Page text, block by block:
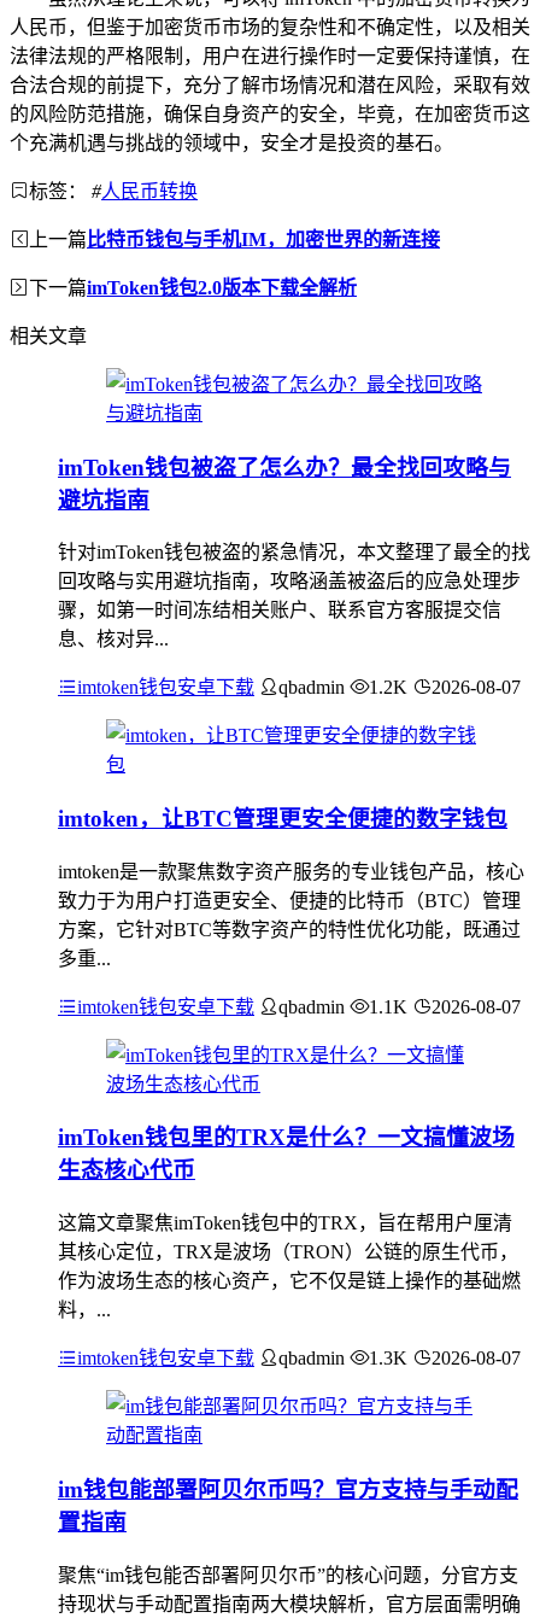
人民币，但鉴于加密货币市场的复杂性和不确定性，以及相关
法律法规的严格限制，用户在进行操作时一定要保持谨慎，在
合法合规的前提下，充分了解市场情况和潜在风险，采取有效
的风险防范措施，确保自身资产的安全，毕竟，在加密货币这
个充满机遇与挑战的领域中，安全才是投资的基石。
标签： #人民币转换
上一篇 比特币钱包与手机IM，加密世界的新连接
下一篇imToken钱包2.0版本下载全解析
相关文章
imToken钱包被盗了怎么办？最全找回攻略与
避坑指南
针对imToken钱包被盗的紧急情况，本文整理了最全的找
回攻略与实用避坑指南，攻略涵盖被盗后的应急处理步
骤，如第一时间冻结相关账户、联系官方客服提交信
息、核对异...
imtoken钱包安卓下载 qbadmin 1.2K 2026-08-07
imtoken，让BTC管理更安全便捷的数字钱包
imtoken是一款聚焦数字资产服务的专业钱包产品，核心
致力于为用户打造更安全、便捷的比特币（BTC）管理
方案，它针对BTC等数字资产的特性优化功能，既通过
多重...
imtoken钱包安卓下载 qbadmin 1.1K 2026-08-07
imToken钱包里的TRX是什么？一文搞懂波场
生态核心代币
这篇文章聚焦imToken钱包中的TRX，旨在帮用户厘清
其核心定位，TRX是波场（TRON）公链的原生代币，
作为波场生态的核心资产，它不仅是链上操作的基础燃
料，...
imtoken钱包安卓下载 qbadmin 1.3K 2026-08-07
im钱包能部署阿贝尔币吗？官方支持与手动配
置指南
聚焦“im钱包能否部署阿贝尔币”的核心问题，分官方支
持现状与手动配置指南两大模块解析，官方层面需明确